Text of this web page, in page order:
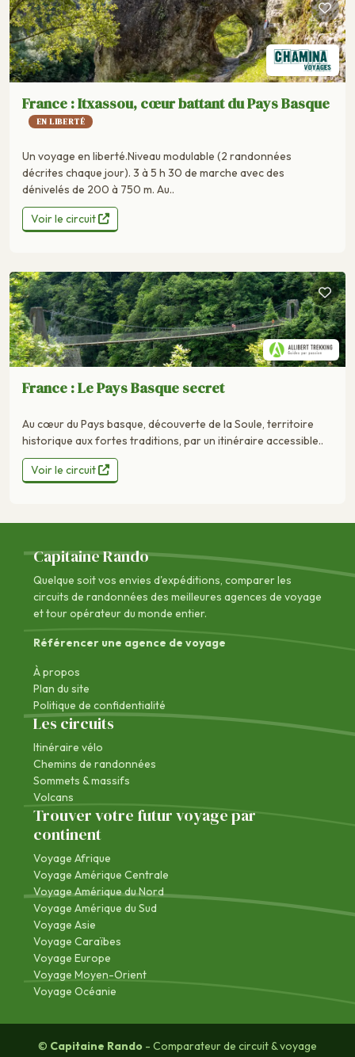
France : Itxassou, cœur battant du Pays Basque
EN LIBERTÉ
Un voyage en liberté.Niveau modulable (2 randonnées
décrites chaque jour). 3 à 5 h 30 de marche avec des
dénivelés de 200 à 750 m. Au..
Voir le circuit
France : Le Pays Basque secret
Au cœur du Pays basque, découverte de la Soule, territoire
historique aux fortes traditions, par un itinéraire accessible..
Voir le circuit
Capitaine Rando
Quelque soit vos envies d'expéditions, comparer les
circuits de randonnées des meilleures agences de voyage
et tour opérateur du monde entier.
Référencer une agence de voyage
À propos
Plan du site
Politique de confidentialité
Les circuits
Itinéraire vélo
Chemins de randonnées
Sommets & massifs
Volcans
Trouver votre futur voyage par
continent
Voyage Afrique
Voyage Amérique Centrale
Voyage Amérique du Nord
Voyage Amérique du Sud
Voyage Asie
Voyage Caraïbes
Voyage Europe
Voyage Moyen-Orient
Voyage Océanie
© Capitaine Rando - Comparateur de circuit & voyage